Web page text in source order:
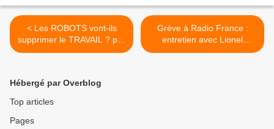
< Les ROBOTS vont-ils
supprimer le TRAVAIL ? par
Gilles Questiaux
Grève à Radio France :
entretien avec Lionel
Thompson (SNJ-CGT) >
Hébergé par Overblog
Top articles
Pages